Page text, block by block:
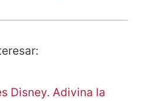
Disney. Adivina la